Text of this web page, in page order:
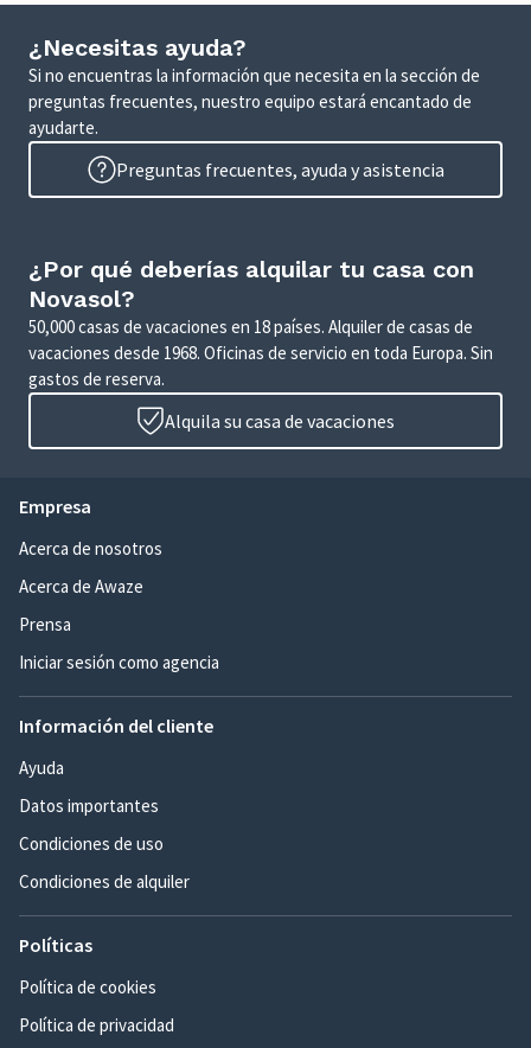
¿Necesitas ayuda?
Si no encuentras la información que necesita en la sección de
preguntas frecuentes, nuestro equipo estará encantado de
ayudarte.
Preguntas frecuentes, ayuda y asistencia
¿Por qué deberías alquilar tu casa con
Novasol?
50,000 casas de vacaciones en 18 países. Alquiler de casas de
vacaciones desde 1968. Oficinas de servicio en toda Europa. Sin
gastos de reserva.
Alquila su casa de vacaciones
Empresa
Acerca de nosotros
Acerca de Awaze
Prensa
Iniciar sesión como agencia
Información del cliente
Ayuda
Datos importantes
Condiciones de uso
Condiciones de alquiler
Políticas
Política de cookies
Política de privacidad